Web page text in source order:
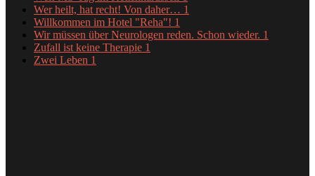
Wer heilt, hat recht! Von daher… 1
Willkommen im Hotel "Reha"! 1
Wir müssen über Neurologen reden. Schon wieder. 1
Zufall ist keine Therapie 1
Zwei Leben 1